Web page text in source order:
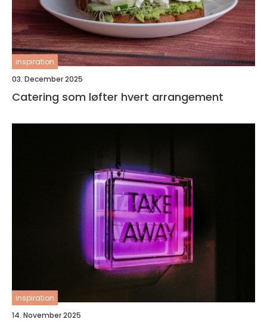
inspiration
03. December 2025
Catering som løfter hvert arrangement
inspiration
14. November 2025